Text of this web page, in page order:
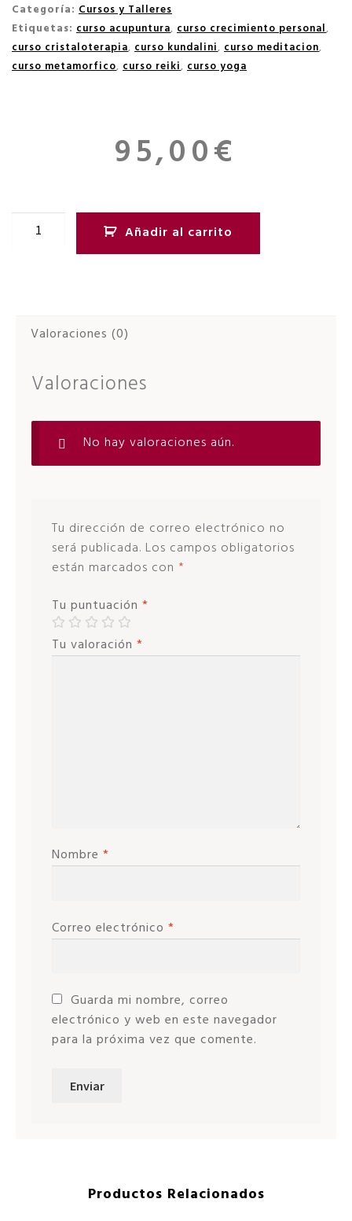
Categoría: Cursos y Talleres
Etiquetas: curso acupuntura, curso crecimiento personal,
curso cristaloterapia, curso kundalini, curso meditacion,
curso metamorfico, curso reiki, curso yoga
95,00€
Añadir al carrito
Valoraciones (0)
Valoraciones
No hay valoraciones aún.
Tu dirección de correo electrónico no
será publicada. Los campos obligatorios
están marcados con *
Tu puntuación *
Tu valoración *
Nombre *
Correo electrónico *
Guarda mi nombre, correo
electrónico y web en este navegador
para la próxima vez que comente.
Productos Relacionados